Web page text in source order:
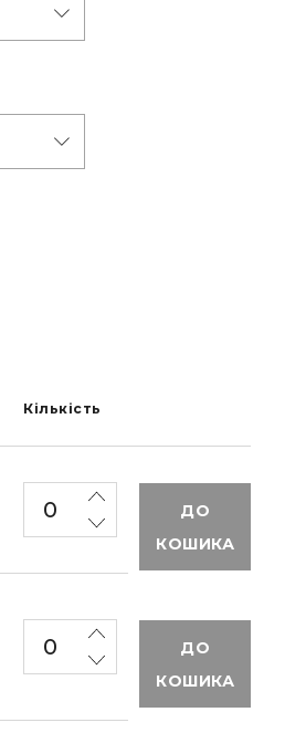
Кількість
ДО
КОШИКА
ДО
КОШИКА